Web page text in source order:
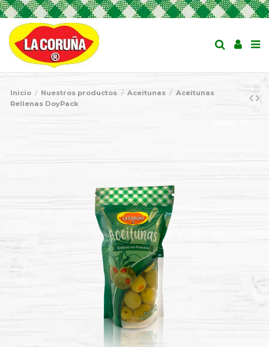
Inicio Nuestros productos Aceitunas
Aceitunas
Rellenas DoyPack